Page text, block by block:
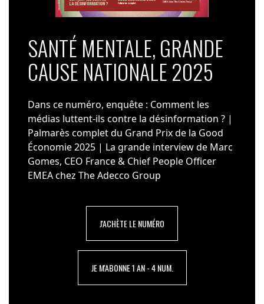
SANTÉ MENTALE, GRANDE
CAUSE NATIONALE 2025
Dans ce numéro, enquête : Comment les
médias luttent-ils contre la désinformation ? |
Palmarès complet du Grand Prix de la Good
Économie 2025 | La grande interview de Marc
Gomes, CEO France & Chief People Officer
EMEA chez The Adecco Group
J'ACHÈTE LE NUMÉRO
JE M'ABONNE 1 AN - 4 NUM.